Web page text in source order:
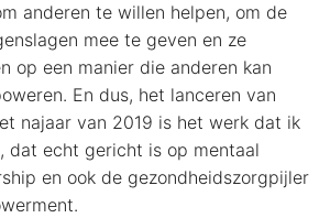
anderen te willen helpen, om de
mee te geven en ze
op een manier die anderen kan
En dus, het lanceren van
najaar van 2019 is het werk dat ik
dat echt gericht is op mentaal
en ook de gezondheidszorgpijler